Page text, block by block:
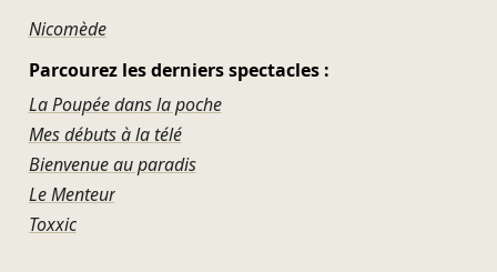
Nicomède
Parcourez les derniers spectacles :
La Poupée dans la poche
Mes débuts à la télé
Bienvenue au paradis
Le Menteur
Toxxic